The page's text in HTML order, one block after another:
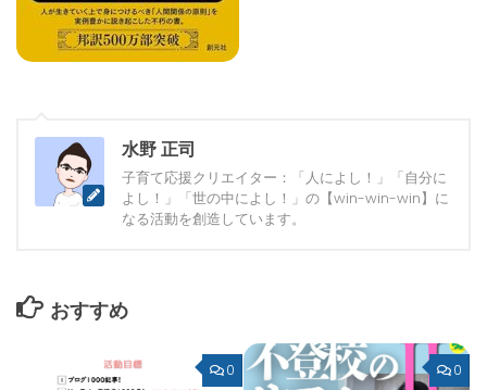
水野 正司
子育て応援クリエイター：「人によし！」「自分に
よし！」「世の中によし！」の【win-win-win】に
なる活動を創造しています。
おすすめ
0 0